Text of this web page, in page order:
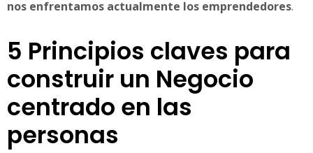
nos enfrentamos actualmente los emprendedores.
5 Principios claves para
construir un Negocio
centrado en las
personas